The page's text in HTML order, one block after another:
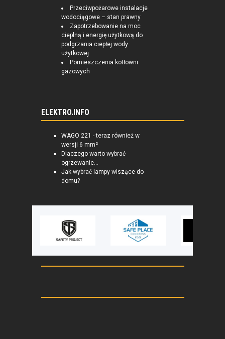
Przeciwpożarowe instalacje
wodociągowe – stan prawny
Zapotrzebowanie na moc
cieplną i energię użytkową do
podgrzania ciepłej wody
użytkowej
Pomieszczenia kotłowni
gazowych
ELEKTRO.INFO
WAGO 221 - teraz również w
wersji 6 mm²
Dlaczego warto wybrać
ogrzewanie...
Jak wybrać lampy wiszące do
domu?